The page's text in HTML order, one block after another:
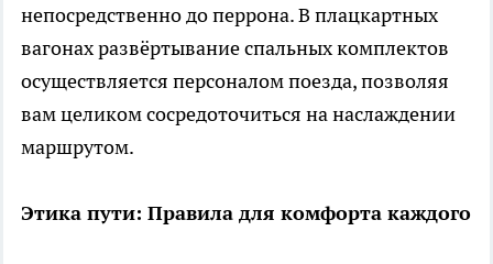
непосредственно до перрона. В плацкартных
вагонах развёртывание спальных комплектов
осуществляется персоналом поезда, позволяя
вам целиком сосредоточиться на наслаждении
маршрутом.
Этика пути: Правила для комфорта каждого